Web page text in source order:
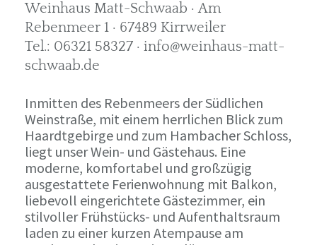
Weinhaus Matt-Schwaab · Am
Rebenmeer 1 · 67489 Kirrweiler
Tel.: 06321 58327 · info@weinhaus-matt-
schwaab.de
Inmitten des Rebenmeers der Südlichen
Weinstraße, mit einem herrlichen Blick zum
Haardtgebirge und zum Hambacher Schloss,
liegt unser Wein- und Gästehaus. Eine
moderne, komfortabel und großzügig
ausgestattete Ferienwohnung mit Balkon,
liebevoll eingerichtete Gästezimmer, ein
stilvoller Frühstücks- und Aufenthaltsraum
laden zu einer kurzen Atempause am